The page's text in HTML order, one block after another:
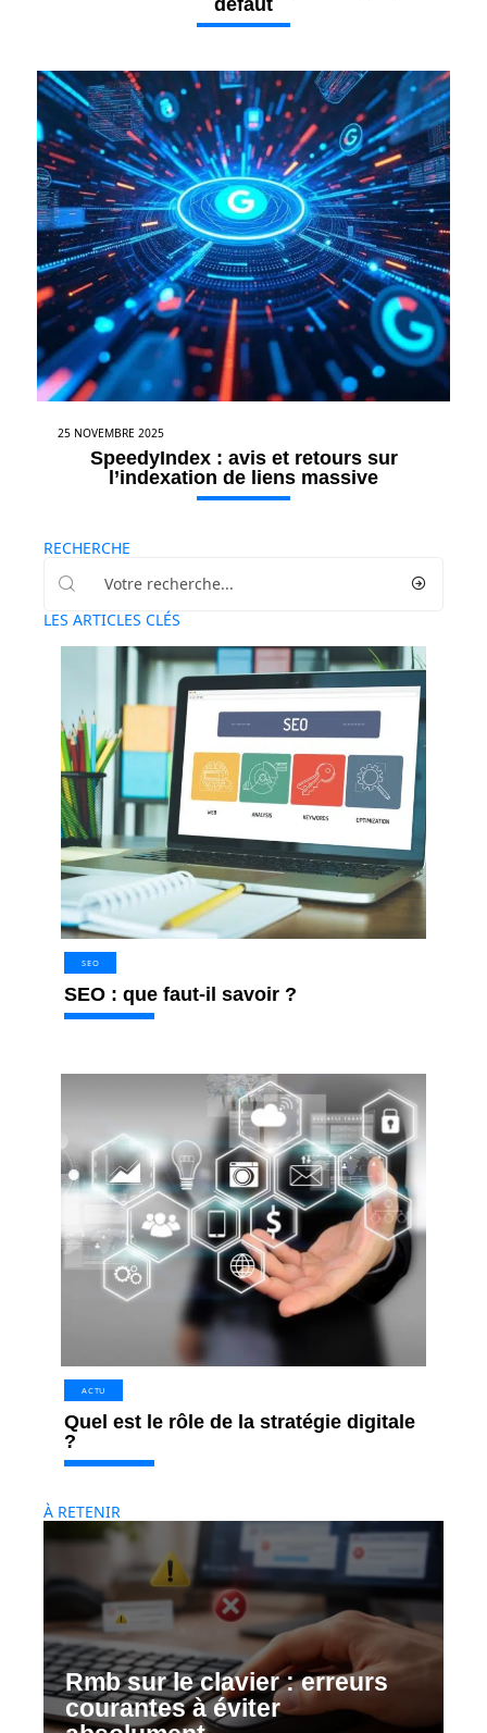
25 NOVEMBRE 2025
SpeedyIndex : avis et retours sur
l’indexation de liens massive
RECHERCHE
LES ARTICLES CLÉS
SEO
SEO : que faut-il savoir ?
ACTU
Quel est le rôle de la stratégie digitale
?
À RETENIR
Rmb sur le clavier : erreurs
courantes à éviter